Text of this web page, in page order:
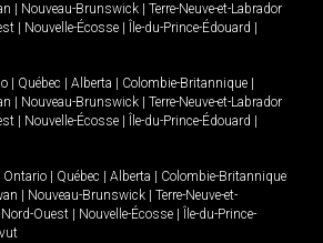
Nouveau-Brunswick
Terre-Neuve-et-Labrador
Nouvelle-Écosse Île-du-Prince-Édouard
Québec Alberta Colombie-Britannique
Nouveau-Brunswick
Terre-Neuve-et-Labrador
Nouvelle-Écosse Île-du-Prince-Édouard
Ontario Québec Alberta
Colombie-Britannique
Nouveau-Brunswick
Terre-Neuve-et-
Ouest Nouvelle-Écosse
Île-du-Prince-